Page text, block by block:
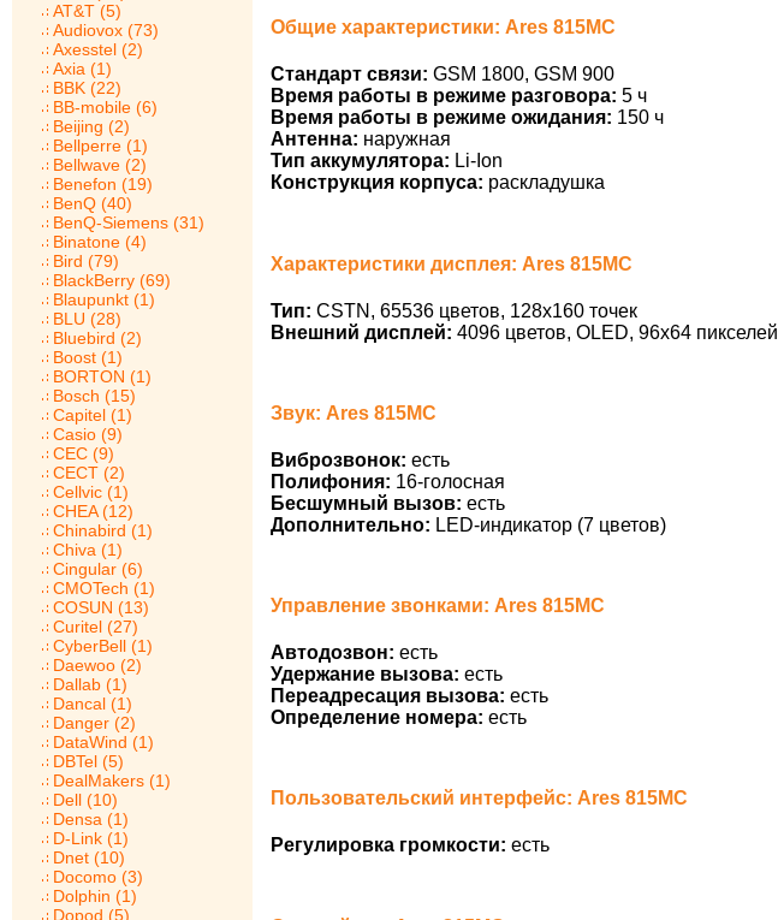
AT&T (5)
Audiovox (73)
Axesstel (2)
Axia (1)
BBK (22)
BB-mobile (6)
Beijing (2)
Bellperre (1)
Bellwave (2)
Benefon (19)
BenQ (40)
BenQ-Siemens (31)
Binatone (4)
Bird (79)
BlackBerry (69)
Blaupunkt (1)
BLU (28)
Bluebird (2)
Boost (1)
BORTON (1)
Bosch (15)
Capitel (1)
Casio (9)
CEC (9)
CECT (2)
Cellvic (1)
CHEA (12)
Chinabird (1)
Chiva (1)
Cingular (6)
CMOTech (1)
COSUN (13)
Curitel (27)
CyberBell (1)
Daewoo (2)
Dallab (1)
Dancal (1)
Danger (2)
DataWind (1)
DBTel (5)
DealMakers (1)
Dell (10)
Densa (1)
D-Link (1)
Dnet (10)
Docomo (3)
Dolphin (1)
Dopod (5)
Общие характеристики: Ares 815MC
Стандарт связи: GSM 1800, GSM 900
Время работы в режиме разговора: 5 ч
Время работы в режиме ожидания: 150 ч
Антенна: наружная
Тип аккумулятора: Li-Ion
Конструкция корпуса: раскладушка
Характеристики дисплея: Ares 815MC
Тип: CSTN, 65536 цветов, 128х160 точек
Внешний дисплей: 4096 цветов, OLED, 96х64 пикселей
Звук: Ares 815MC
Виброзвонок: есть
Полифония: 16-голосная
Бесшумный вызов: есть
Дополнительно: LED-индикатор (7 цветов)
Управление звонками: Ares 815MC
Автодозвон: есть
Удержание вызова: есть
Переадресация вызова: есть
Определение номера: есть
Пользовательский интерфейс: Ares 815MC
Регулировка громкости: есть